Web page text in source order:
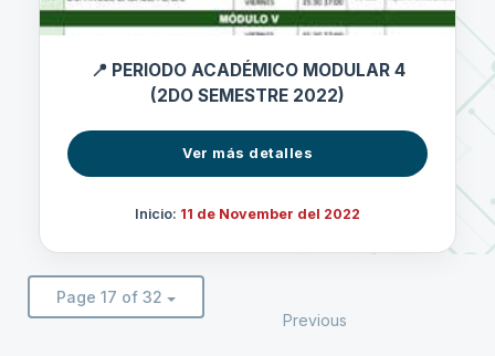
📍 PERIODO ACADÉMICO MODULAR 4
(2DO SEMESTRE 2022)
Ver más detalles
Inicio: 11 de November del 2022
Page 17 of 32
Previous